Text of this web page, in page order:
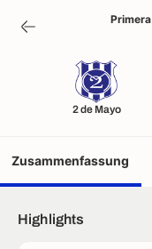
2 de Mayo
Zusammenfassung
Highlights